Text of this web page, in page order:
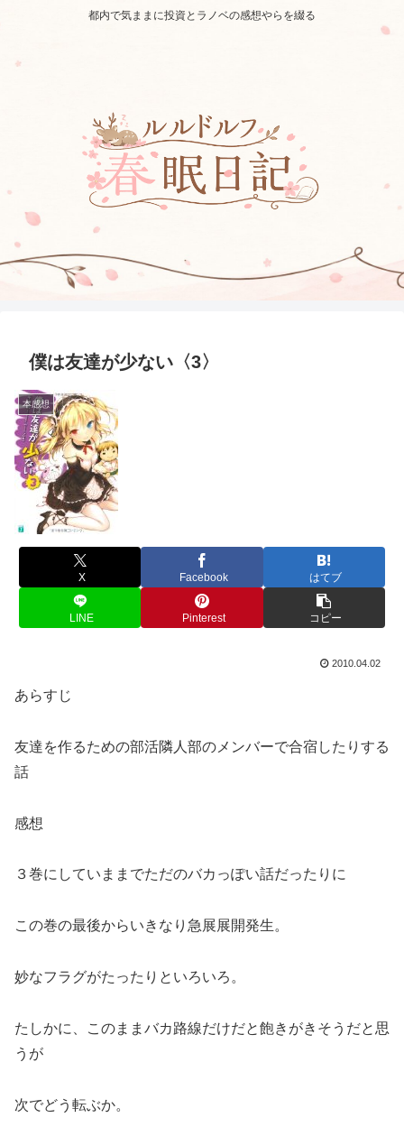
都内で気ままに投資とラノベの感想やらを綴る
僕は友達が少ない〈3〉
本感想
X Facebook はてブ
LINE Pinterest コピー
2010.04.02
あらすじ
友達を作るための部活隣人部のメンバーで合宿したりする
話
感想
３巻にしていままでただのバカっぽい話だったりに
この巻の最後からいきなり急展展開発生。
妙なフラグがたったりといろいろ。
たしかに、このままバカ路線だけだと飽きがきそうだと思
うが
次でどう転ぶか。